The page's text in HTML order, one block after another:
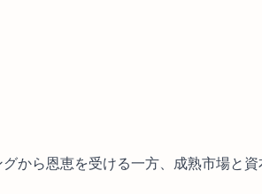
から恩恵を受ける一方、成熟市場と